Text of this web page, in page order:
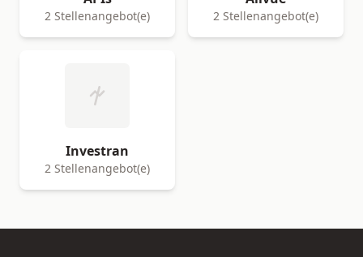
2 Stellenangebot(e) 2 Stellenangebot(e)
Investran
2 Stellenangebot(e)